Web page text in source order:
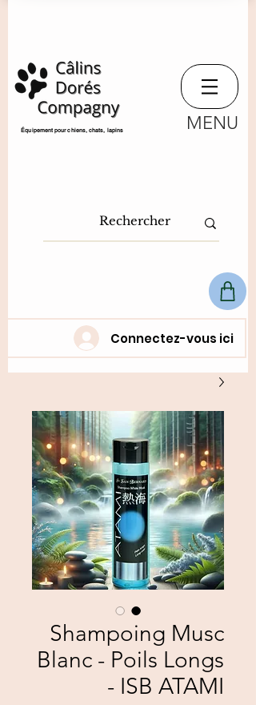
​Équipement pour chiens, chats, lapins MENU
Connectez-vous ici
Shampoing Musc
Blanc - Poils Longs
- ISB ATAMI